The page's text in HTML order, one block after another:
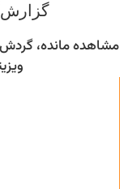
مشاهده مانده،